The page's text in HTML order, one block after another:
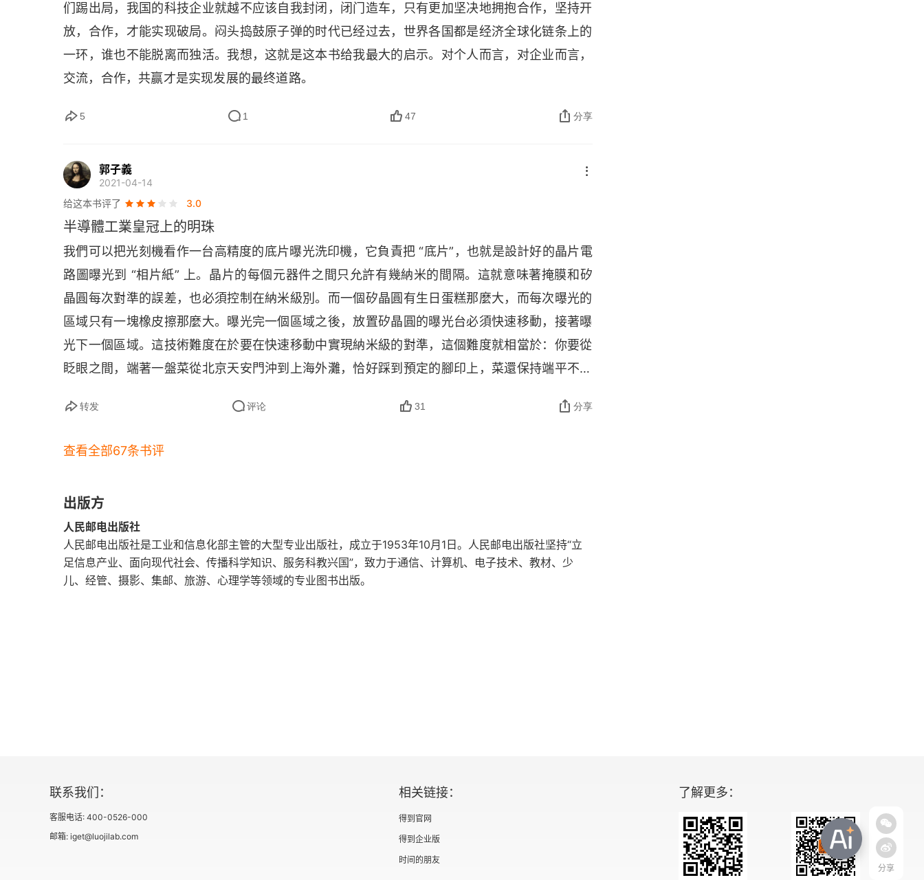
04 达成协议
阿瑟·德尔·普拉多
五十对五十
可怕的协议
贾特·斯密特
欺骗
重聚
一亿美元
从巴黎到奥伯科亨
最初的蓝图
06 截止期限
商业计划
如果说它周五来，那它就不会来
们踢出局，我国的科技企业就越不应该自我封闭，闭门造车，只有更加坚决地拥抱合作，坚持开
放，合作，才能实现破局。闷头捣鼓原子弹的时代已经过去，世界各国都是经济全球化链条上的
一环，谁也不能脱离而独活。我想，这就是这本书给我最大的启示。对个人而言，对企业而言，
交流，合作，共赢才是实现发展的最终道路。
5 1 47 分享
郭子義 ⠀
2021-04-14
给这本书评了
3.0
半導體工業皇冠上的明珠
我們可以把光刻機看作一台高精度的底片曝光洗印機，它負責把 “底片”，也就是設計好的晶片電
路圖曝光到 “相片紙” 上。晶片的每個元器件之間只允許有幾納米的間隔。這就意味著掩膜和矽
晶圓每次對準的誤差，也必須控制在納米級別。而一個矽晶圓有生日蛋糕那麼大，而每次曝光的
區域只有一塊橡皮擦那麼大。曝光完一個區域之後，放置矽晶圓的曝光台必須快速移動，接著曝
光下一個區域。這技術難度在於要在快速移動中實現納米級的對準，這個難度就相當於：你要從
眨眼之間，端著一盤菜從北京天安門沖到上海外灘，恰好踩到預定的腳印上，菜還保持端平不能
光滑的物體。按小說裡的定義，能不能製造出這麼精細的東西，就是衡量一個宇宙文明高度的標
的支持。一個是台積電，一個是英特爾的故事。台積電幫助阿斯麥 (
則幫助阿斯麥 (
转发 评论 31 分享
查看全部67条书评
出版方
人民邮电出版社
人民邮电出版社是工业和信息化部主管的大型专业出版社，成立于1953年10月1日。人民邮电出版社坚持“立
足信息产业、面向现代社会、传播科学知识、服务科教兴国”，致力于通信、计算机、电子技术、教材、少
儿、经管、摄影、集邮、旅游、心理学等领域的专业图书出版。
分享
联系我们：
客服电话: 400-0526-000
邮箱: iget@luojilab.com
相关链接：
得到官网
得到企业版
时间的朋友
了解更多：